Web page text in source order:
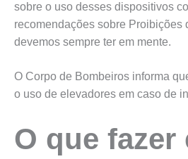
sobre o uso desses dispositivos
recomendações sobre Proibições
devemos sempre ter em mente.
O Corpo de Bombeiros informa
o uso de elevadores em caso de
O que fazer